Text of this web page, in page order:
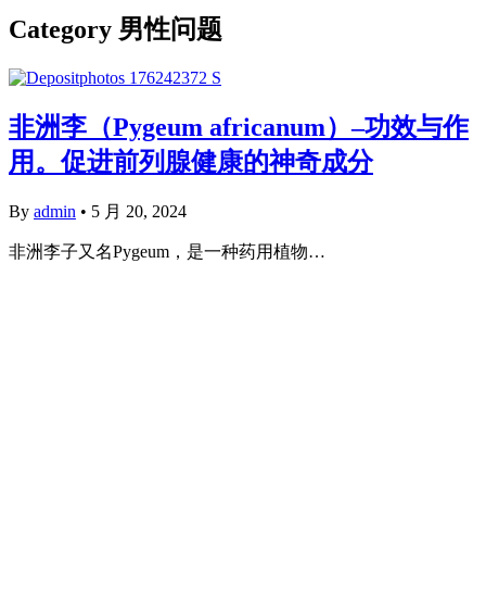
Category 男性问题
非洲李（Pygeum africanum）–功效与作
用。促进前列腺健康的神奇成分
By admin • 5 月 20, 2024
非洲李子又名Pygeum，是一种药用植物…